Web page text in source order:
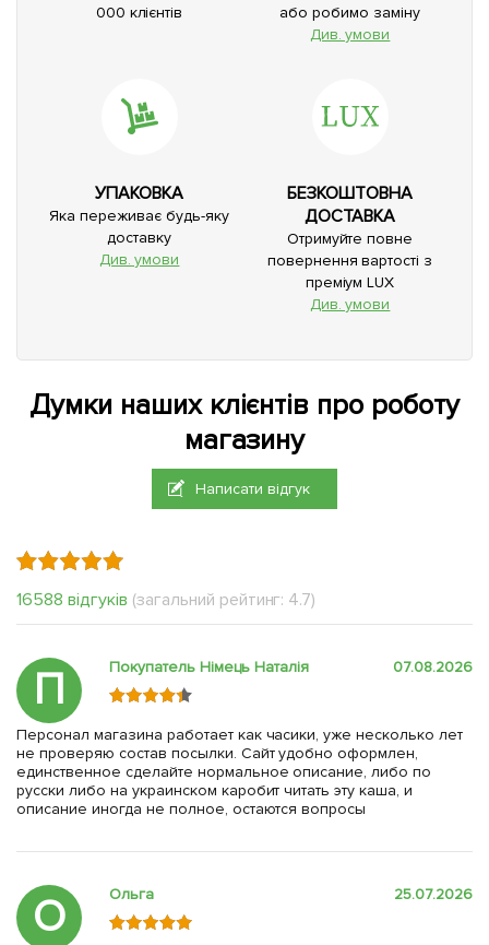
000 клієнтів
або робимо заміну
Див. умови
УПАКОВКА
Яка переживає будь-яку
доставку
Див. умови
БЕЗКОШТОВНА
ДОСТАВКА
Отримуйте повне
повернення вартості з
преміум LUX
Див. умови
Думки наших клієнтів про роботу
магазину
Написати відгук
16588 відгуків (загальний рейтинг: 4.7)
П Покупатель Німець Наталія 07.08.2026
Персонал магазина работает как часики, уже несколько лет
не проверяю состав посылки. Сайт удобно оформлен,
единственное сделайте нормальное описание, либо по
русски либо на украинском каробит читать эту каша, и
описание иногда не полное, остаются вопросы
О Ольга 25.07.2026